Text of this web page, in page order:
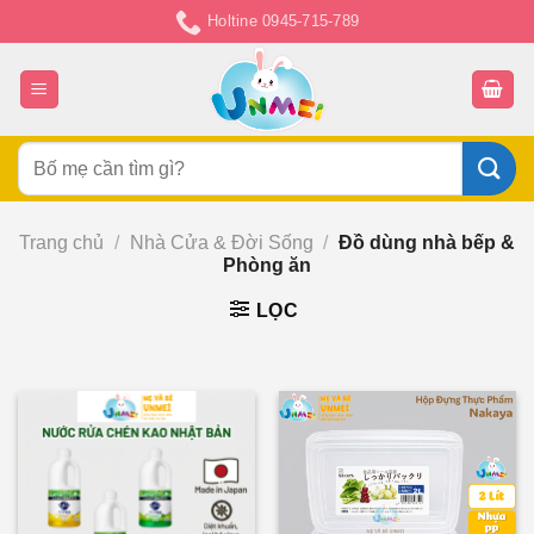
đến
nội
dung
Holtine 0945-715-789
Tìm
kiếm:
Trang chủ / Nhà Cửa & Đời Sống / Đồ dùng nhà bếp &
Phòng ăn
LỌC